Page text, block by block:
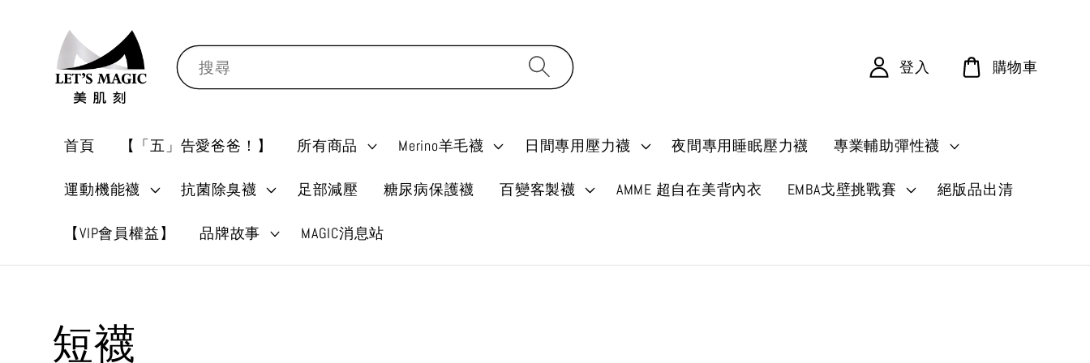
搜尋
首頁 【「五」告愛爸爸！】 所有商品 Merino羊毛襪 日間專用壓力襪 夜間專用睡眠壓力襪 專業輔助彈性襪
運動機能襪 抗菌除臭襪 足部減壓 糖尿病保護襪 百變客製襪 AMME 超自在美背內衣 EMBA戈壁挑戰賽 絕版品出清
【VIP會員權益】 品牌故事 MAGIC消息站
登入 購物車
短襪